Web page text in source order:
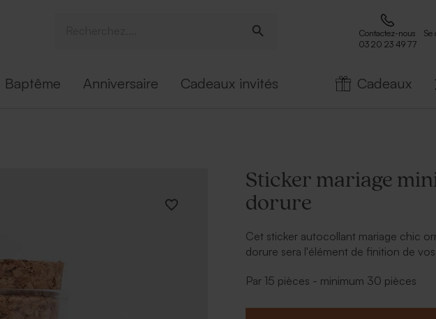
Contactez-nous
03 20 23 49 77
Se
Baptême Anniversaire Cadeaux invités Cadeaux
Sticker mariage
dorure
Cet sticker autocollant mariage chic
dorure sera l'élément de finition de
Par 15 pièces - minimum 30 pièces